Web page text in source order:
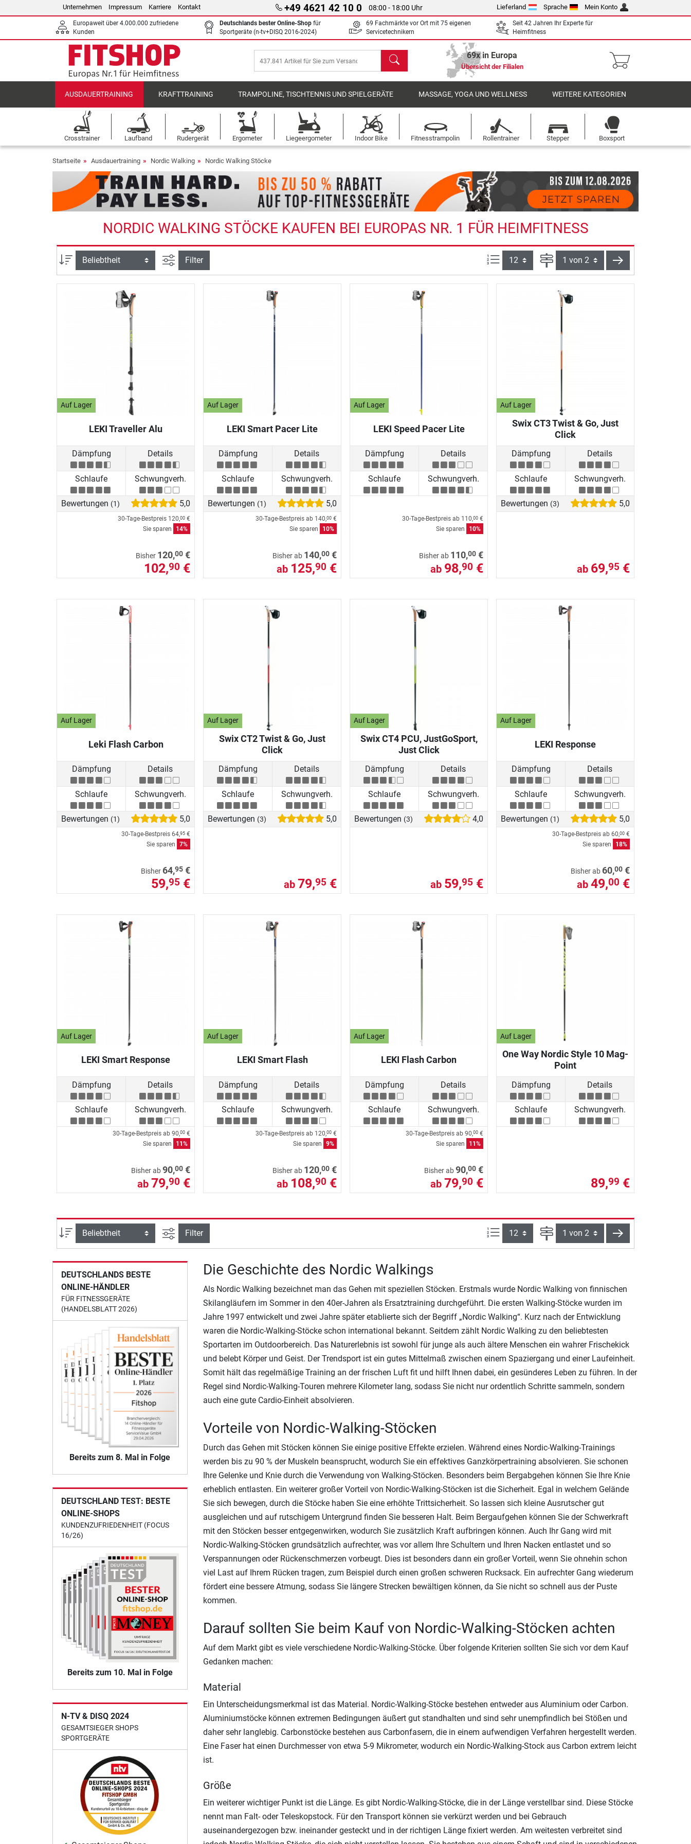
Unternehmen Impressum Karriere Kontakt +49 4621 42 10 0 08:00 - 18:00 Uhr Lieferland Sprache Mein Konto
Europaweit über 4.000.000 zufriedene
Kunden
Deutschlands bester Online-Shop für
Sportgeräte (n-tv+DISQ 2016-2024)
69 Fachmärkte vor Ort mit 75 eigenen
Servicetechnikern
Seit 42 Jahren Ihr Experte für
Heimfitness
Suchen 69x in Europa
Übersicht der Filialen
AUSDAUERTRAINING KRAFTTRAINING TRAMPOLINE, TISCHTENNIS UND SPIELGERÄTE MASSAGE, YOGA UND WELLNESS WEITERE KATEGORIEN
Crosstrainer Laufband Rudergerät Ergometer Liegeergometer Indoor Bike Fitnesstrampolin Rollentrainer Stepper Boxsport
Startseite Ausdauertraining Nordic Walking Nordic Walking Stöcke
NORDIC WALKING STÖCKE KAUFEN BEI EUROPAS NR. 1 FÜR HEIMFITNESS
Sortierung Ansicht filtern
Filter Artikel pro Seite: Seite weiter
Auf Lager
LEKI Traveller Alu
Dämpfung Details
Schlaufe Schwungverh.
Bewertungen (1) 5,0
30-Tage-Bestpreis 120,00 €
Sie sparen
14%
Bisher 120,00 €
102,90 €
Auf Lager
LEKI Smart Pacer Lite
Dämpfung Details
Schlaufe Schwungverh.
Bewertungen (1) 5,0
30-Tage-Bestpreis ab 140,00 €
Sie sparen
10%
Bisher ab 140,00 €
ab 125,90 €
Auf Lager
LEKI Speed Pacer Lite
Dämpfung Details
Schlaufe Schwungverh.
30-Tage-Bestpreis ab 110,00 €
Sie sparen
10%
Bisher ab 110,00 €
ab 98,90 €
Auf Lager
Swix CT3 Twist & Go, Just
Click
Dämpfung Details
Schlaufe Schwungverh.
Bewertungen (3) 5,0
ab 69,95 €
Auf Lager
Leki Flash Carbon
Dämpfung Details
Schlaufe Schwungverh.
Bewertungen (1) 5,0
30-Tage-Bestpreis 64,95 €
Sie sparen
7%
Bisher 64,95 €
59,95 €
Auf Lager
Swix CT2 Twist & Go, Just
Click
Dämpfung Details
Schlaufe Schwungverh.
Bewertungen (3) 5,0
ab 79,95 €
Auf Lager
Swix CT4 PCU, JustGoSport,
Just Click
Dämpfung Details
Schlaufe Schwungverh.
Bewertungen (3) 4,0
ab 59,95 €
Auf Lager
LEKI Response
Dämpfung Details
Schlaufe Schwungverh.
Bewertungen (1) 5,0
30-Tage-Bestpreis ab 60,00 €
Sie sparen
18%
Bisher ab 60,00 €
ab 49,00 €
Auf Lager
LEKI Smart Response
Dämpfung Details
Schlaufe Schwungverh.
30-Tage-Bestpreis ab 90,00 €
Sie sparen
11%
Bisher ab90,00 €
ab 79,90 €
Auf Lager
LEKI Smart Flash
Dämpfung Details
Schlaufe Schwungverh.
30-Tage-Bestpreis ab 120,00 €
Sie sparen
9%
Bisher ab 120,00 €
ab 108,90 €
Auf Lager
LEKI Flash Carbon
Dämpfung Details
Schlaufe Schwungverh.
30-Tage-Bestpreis ab 90,00 €
Sie sparen
11%
Bisher ab90,00 €
ab 79,90 €
Auf Lager
One Way Nordic Style 10 Mag-
Point
Dämpfung Details
Schlaufe Schwungverh.
89,99 €
Sortierung Ansicht filtern
Filter Artikel pro Seite: Seite weiter
DEUTSCHLANDS BESTE
ONLINE-HÄNDLER
FÜR FITNESSGERÄTE
(HANDELSBLATT 2026)
Bereits zum 8. Mal in Folge
DEUTSCHLAND TEST: BESTE
ONLINE-SHOPS
KUNDENZUFRIEDENHEIT (FOCUS
16/26)
Bereits zum 10. Mal in Folge
N-TV & DISQ 2024
GESAMTSIEGER SHOPS
SPORTGERÄTE
Die Geschichte des Nordic Walkings
Als Nordic Walking bezeichnet man das Gehen mit speziellen Stöcken. Erstmals wurde Nordic Walking von finnischen
Skilangläufern im Sommer in den 40er-Jahren als Ersatztraining durchgeführt. Die ersten Walking-Stöcke wurden im
Jahre 1997 entwickelt und zwei Jahre später etablierte sich der Begriff „Nordic Walking“. Kurz nach der Entwicklung
waren die Nordic-Walking-Stöcke schon international bekannt. Seitdem zählt Nordic Walking zu den beliebtesten
Sportarten im Outdoorbereich. Das Naturerlebnis ist sowohl für junge als auch ältere Menschen ein wahrer Frischekick
und belebt Körper und Geist. Der Trendsport ist ein gutes Mittelmaß zwischen einem Spaziergang und einer Laufeinheit.
Somit hält das regelmäßige Training an der frischen Luft fit und hilft Ihnen dabei, ein gesünderes Leben zu führen. In der
Regel sind Nordic-Walking-Touren mehrere Kilometer lang, sodass Sie nicht nur ordentlich Schritte sammeln, sondern
auch eine gute Cardio-Einheit absolvieren.
Vorteile von Nordic-Walking-Stöcken
Durch das Gehen mit Stöcken können Sie einige positive Effekte erzielen. Während eines Nordic-Walking-Trainings
werden bis zu 90 % der Muskeln beansprucht, wodurch Sie ein effektives Ganzkörpertraining absolvieren. Sie schonen
Ihre Gelenke und Knie durch die Verwendung von Walking-Stöcken. Besonders beim Bergabgehen können Sie Ihre Knie
erheblich entlasten. Ein weiterer großer Vorteil von Nordic-Walking-Stöcken ist die Sicherheit. Egal in welchem Gelände
Sie sich bewegen, durch die Stöcke haben Sie eine erhöhte Trittsicherheit. So lassen sich kleine Ausrutscher gut
ausgleichen und auf rutschigem Untergrund finden Sie besseren Halt. Beim Bergaufgehen können Sie der Schwerkraft
mit den Stöcken besser entgegenwirken, wodurch Sie zusätzlich Kraft aufbringen können. Auch Ihr Gang wird mit
Nordic-Walking-Stöcken grundsätzlich aufrechter, was vor allem Ihre Schultern und Ihren Nacken entlastet und so
Verspannungen oder Rückenschmerzen vorbeugt. Dies ist besonders dann ein großer Vorteil, wenn Sie ohnehin schon
viel Last auf Ihrem Rücken tragen, zum Beispiel durch einen großen schweren Rucksack. Ein aufrechter Gang wiederum
fördert eine bessere Atmung, sodass Sie längere Strecken bewältigen können, da Sie nicht so schnell aus der Puste
kommen.
Darauf sollten Sie beim Kauf von Nordic-Walking-Stöcken achten
Auf dem Markt gibt es viele verschiedene Nordic-Walking-Stöcke. Über folgende Kriterien sollten Sie sich vor dem Kauf
Gedanken machen:
Material
Ein Unterscheidungsmerkmal ist das Material. Nordic-Walking-Stöcke bestehen entweder aus Aluminium oder Carbon.
Aluminiumstöcke können extremen Bedingungen äußert gut standhalten und sind sehr unempfindlich bei Stößen und
daher sehr langlebig. Carbonstöcke bestehen aus Carbonfasern, die in einem aufwendigen Verfahren hergestellt werden.
Eine Faser hat einen Durchmesser von etwa 5-9 Mikrometer, wodurch ein Nordic-Walking-Stock aus Carbon extrem leicht
ist.
Größe
Ein weiterer wichtiger Punkt ist die Länge. Es gibt Nordic-Walking-Stöcke, die in der Länge verstellbar sind. Diese Stöcke
nennt man Falt- oder Teleskopstock. Für den Transport können sie verkürzt werden und bei Gebrauch
auseinandergezogen bzw. ineinander gesteckt und in der richtigen Länge fixiert werden. Am weitesten verbreitet sind